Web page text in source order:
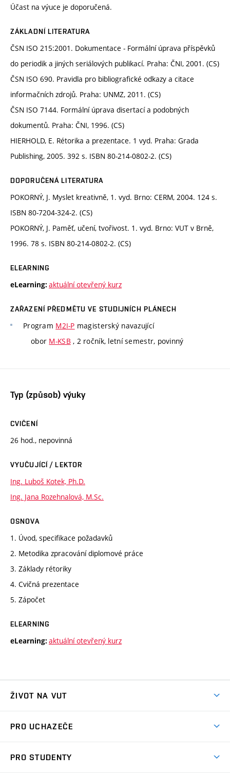
Účast na výuce je doporučená.
ZÁKLADNÍ LITERATURA
ČSN ISO 215:2001. Dokumentace - Formální úprava příspěvků
do periodik a jiných seriálových publikací. Praha: ČNI, 2001. (CS)
ČSN ISO 690. Pravidla pro bibliografické odkazy a citace
informačních zdrojů. Praha: UNMZ, 2011. (CS)
ČSN ISO 7144. Formální úprava disertací a podobných
dokumentů. Praha: ČNI, 1996. (CS)
HIERHOLD, E. Rétorika a prezentace. 1 vyd. Praha: Grada
Publishing, 2005. 392 s. ISBN 80-214-0802-2. (CS)
DOPORUČENÁ LITERATURA
POKORNÝ, J. Myslet kreativně, 1. vyd. Brno: CERM, 2004. 124 s.
ISBN 80-7204-324-2. (CS)
POKORNÝ, J. Paměť, učení, tvořivost. 1. vyd. Brno: VUT v Brně,
1996. 78 s. ISBN 80-214-0802-2. (CS)
ELEARNING
eLearning: aktuální otevřený kurz
ZAŘAZENÍ PŘEDMĚTU VE STUDIJNÍCH PLÁNECH
Program M2I-P magisterský navazující
obor M-KSB , 2 ročník, letní semestr, povinný
Typ (způsob) výuky
CVIČENÍ
26 hod., nepovinná
VYUČUJÍCÍ / LEKTOR
Ing. Luboš Kotek, Ph.D.
Ing. Jana Rozehnalová, M.Sc.
OSNOVA
1. Úvod, specifikace požadavků
2. Metodika zpracování diplomové práce
3. Základy rétoriky
4. Cvičná prezentace
5. Zápočet
ELEARNING
eLearning: aktuální otevřený kurz
ŽIVOT NA VUT
Koleje
PRO UCHAZEČE
PRO STUDENTY